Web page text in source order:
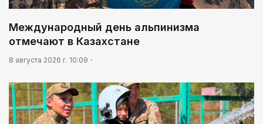
07:00
В столице реализуется проект «Школа
национального ремесла»
Международный день альпинизма
отмечают в Казахстане
8 августа 2026 г. 10:09